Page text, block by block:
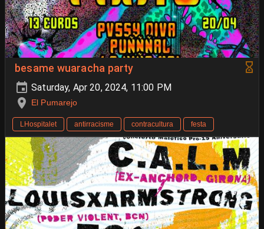
besame wuaracha party
Saturday, Apr 20, 2024, 11:00 PM
El Pumarejo
LHospitalet antirracisme contracultura festa